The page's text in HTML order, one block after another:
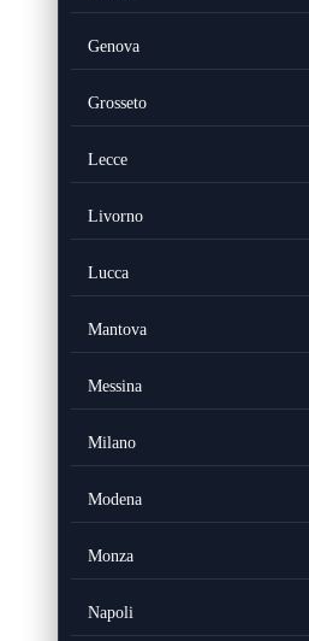
Genova
Grosseto
Lecce
Livorno
Lucca
Mantova
Messina
Milano
Modena
Monza
Napoli